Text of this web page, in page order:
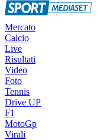
Mercato
Calcio
Live
Risultati
Video
Foto
Tennis
Drive UP
F1
MotoGp
Virali